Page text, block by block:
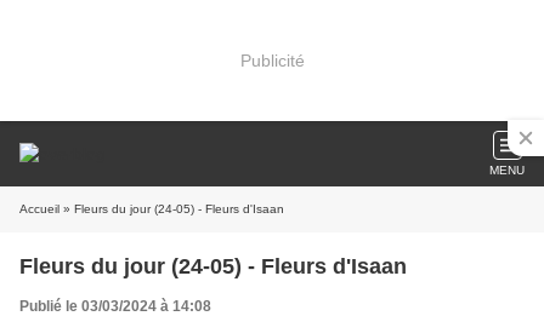
Publicité
MENU
Accueil » Fleurs du jour (24-05) - Fleurs d'Isaan
Fleurs du jour (24-05) - Fleurs d'Isaan
Publié le 03/03/2024 à 14:08